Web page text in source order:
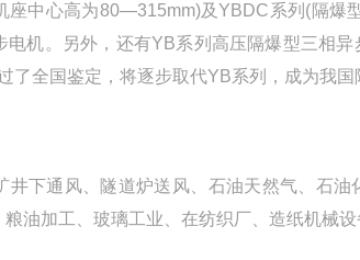
座中心高为80—315mm)及YBDC系列(隔
电机。另外，还有YB系列高压隔爆型三相
了全国鉴定，将逐步取代YB系列，成为我国
井下通风、隧道炉送风、石油天然气、石
油加工、玻璃工业、在纺织厂、造纸机械